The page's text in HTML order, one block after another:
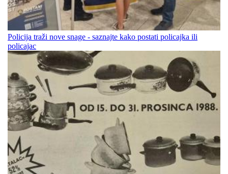
Policija traži nove snage - saznajte kako postati policajka ili
policajac